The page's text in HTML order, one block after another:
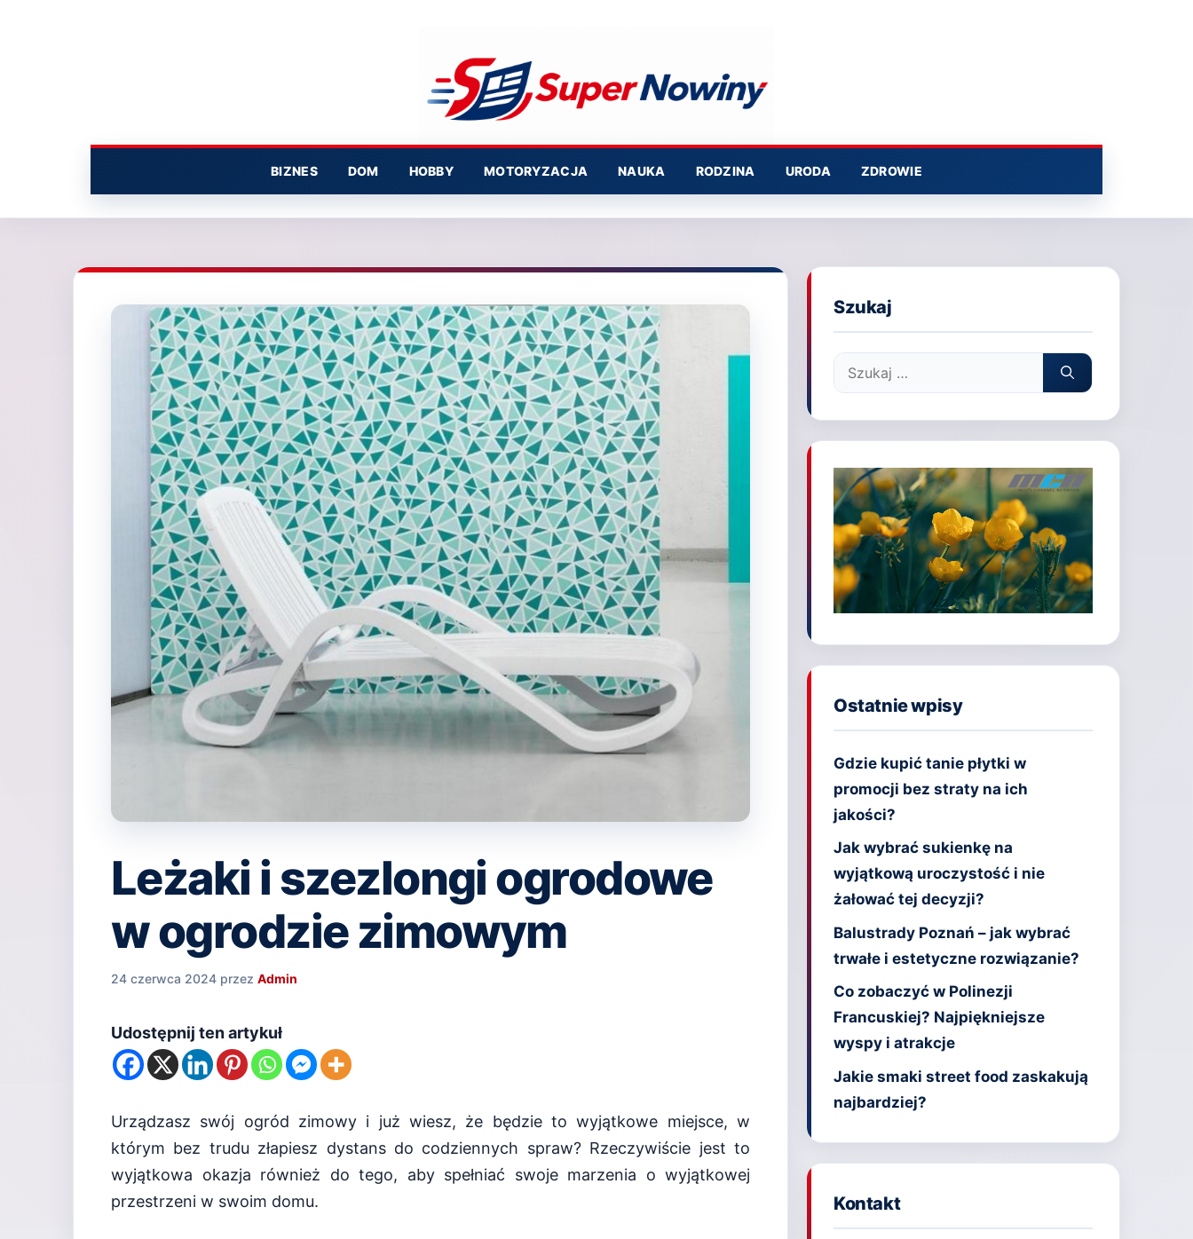
BIZNES DOM HOBBY MOTORYZACJA NAUKA RODZINA URODA ZDROWIE
Leżaki i szezlongi ogrodowe
w ogrodzie zimowym
24 czerwca 2024 przez Admin
Udostępnij ten artykuł
Urządzasz swój ogród zimowy i już wiesz, że będzie to wyjątkowe miejsce, w
którym bez trudu złapiesz dystans do codziennych spraw? Rzeczywiście jest to
wyjątkowa okazja również do tego, aby spełniać swoje marzenia o wyjątkowej
przestrzeni w swoim domu.
Szukaj
Szukaj:
Ostatnie wpisy
Gdzie kupić tanie płytki w
promocji bez straty na ich
jakości?
Jak wybrać sukienkę na
wyjątkową uroczystość i nie
żałować tej decyzji?
Balustrady Poznań – jak wybrać
trwałe i estetyczne rozwiązanie?
Co zobaczyć w Polinezji
Francuskiej? Najpiękniejsze
wyspy i atrakcje
Jakie smaki street food zaskakują
najbardziej?
Kontakt